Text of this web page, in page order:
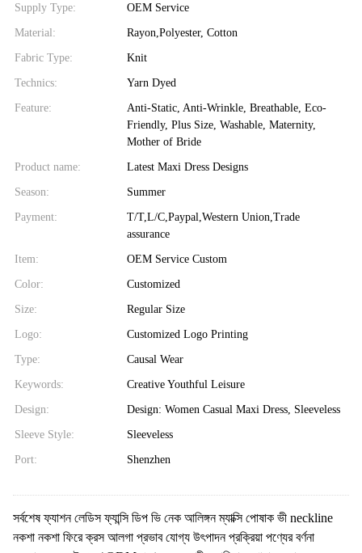
Supply Type: OEM Service
Material: Rayon,Polyester, Cotton
Fabric Type: Knit
Technics: Yarn Dyed
Feature:
Anti-Static, Anti-Wrinkle, Breathable, Eco-
Friendly, Plus Size, Washable, Maternity,
Mother of Bride
Product name: Latest Maxi Dress Designs
Season: Summer
Payment:
T/T,L/C,Paypal,Western Union,Trade
assurance
Item: OEM Service Custom
Color: Customized
Size: Regular Size
Logo: Customized Logo Printing
Type: Causal Wear
Keywords: Creative Youthful Leisure
Design: Design: Women Casual Maxi Dress, Sleeveless
Sleeve Style: Sleeveless
Port: Shenzhen
সর্বশেষ ফ্যাশন লেডিস ফ্যান্সি ডিপ ভি নেক আলিঙ্গন ম্যাক্সি পোষাক ভী neckline
নকশা নকশা ফিরে ক্রস আলগা প্রভাব যোগ্য উৎপাদন প্রক্রিয়া পণ্যের বর্ণনা